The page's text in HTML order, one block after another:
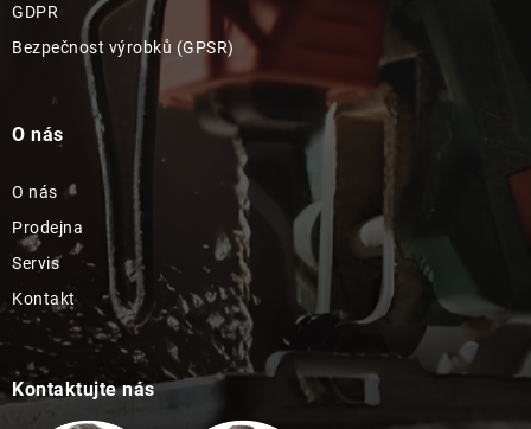
GDPR
Bezpečnost výrobků (GPSR)
O nás
O nás
Prodejna
Servis
Kontakt
Kontaktujte nás